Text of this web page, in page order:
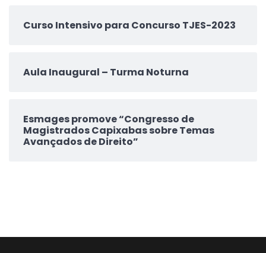
Curso Intensivo para Concurso TJES-2023
Aula Inaugural – Turma Noturna
Esmages promove “Congresso de
Magistrados Capixabas sobre Temas
Avançados de Direito”